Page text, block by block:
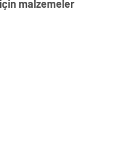
malzemeler